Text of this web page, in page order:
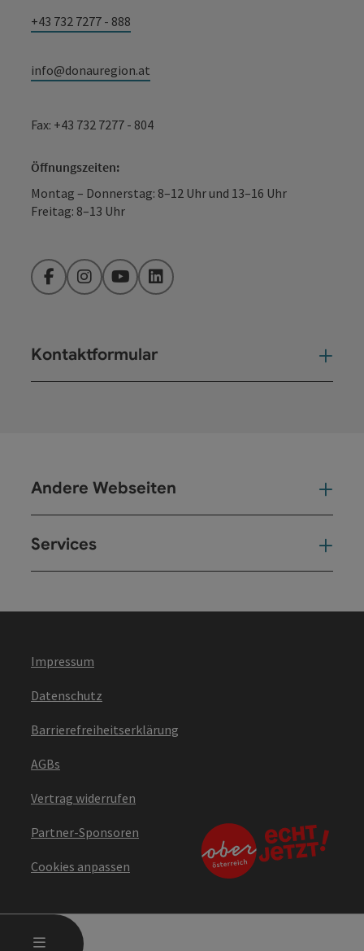
MENÜ
+43 732 7277 - 888
info@donauregion.at
Fax: +43 732 7277 - 804
Öffnungszeiten:
Montag – Donnerstag: 8–12 Uhr und 13–16 Uhr
Freitag: 8–13 Uhr
FacebookInstagramYouTubeLinkedIn
Kontaktformular
Andere Webseiten
Services
Impressum
Datenschutz
Barrierefreiheitserklärung
AGBs
Vertrag widerrufen
Partner-Sponsoren
Cookies anpassen